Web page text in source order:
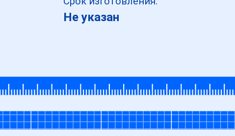
Не указан